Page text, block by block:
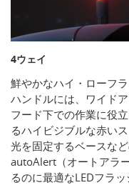
4ウェイ
鮮やかなハイ・ローフ
ハンドルには、ワイド
フード下での作業に役
るハイビジブルな赤い
光を固定するベースな
autoAlert（オートアラ
るのに最適なLEDフラッ